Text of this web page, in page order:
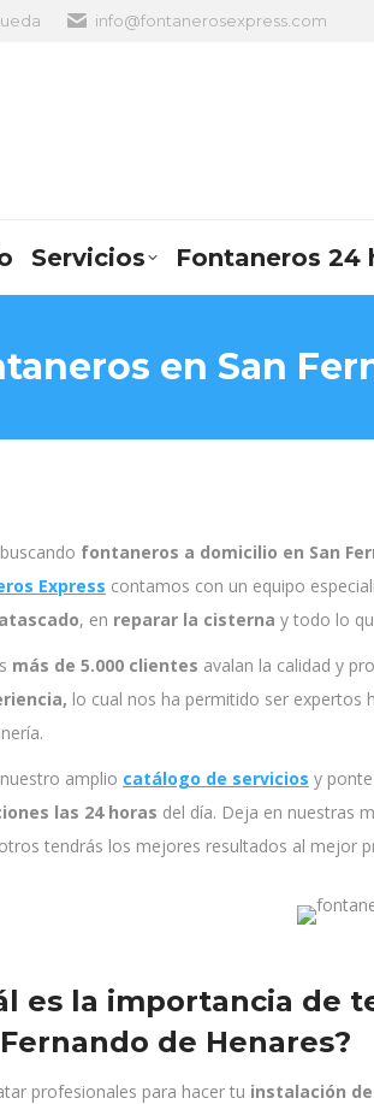
info@fontanerosexpress.com
Servicios Fontaneros 24
en San
fontaneros a domicilio en San
Express contamos con un equipo
, en reparar la cisterna y todo lo
más de 5.000 clientes avalan la calidad y
lo cual nos ha permitido ser expertos
amplio catálogo de servicios y
las 24 horas del día. Deja en nuestras
tendrás los mejores resultados al mejor
es la importancia de
de Henares?
profesionales para hacer tu instalación